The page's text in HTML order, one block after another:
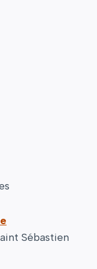
Sébastien